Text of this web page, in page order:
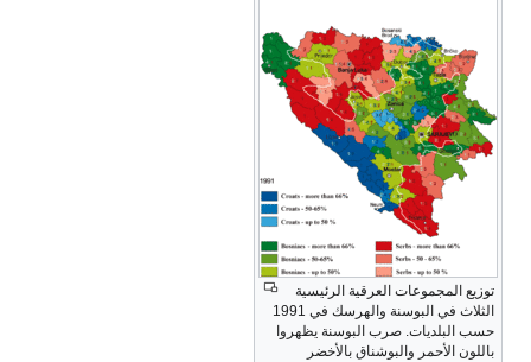
توزيع المجموعات العرقية الرئيسية
الثلاث في البوسنة والهرسك في 1991
حسب البلديات. صرب البوسنة يظهروا
باللون الأحمر والبوشناق بالأخضر